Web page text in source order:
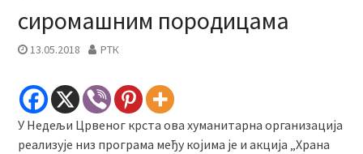
сиромашним породицама
13.05.2018 РТК
У Недељи Црвеног крста ова хуманитарна организација
реализује низ програма међу којима је и акција „Храна